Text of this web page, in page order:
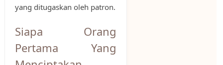
yang ditugaskan oleh patron.
Siapa Orang
Pertama Yang